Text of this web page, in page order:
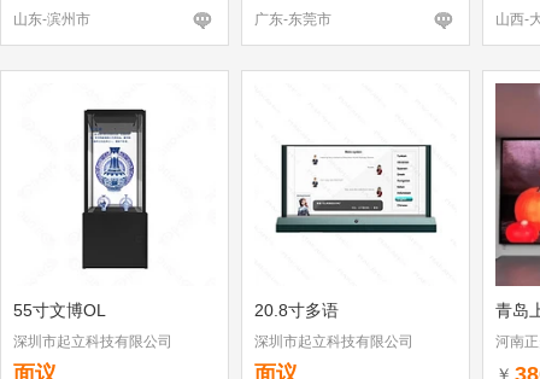
山东-滨州市
广东-东莞市
山西-
55寸文博OL
深圳市起立科技有限公司
面议
20.8寸多语
深圳市起立科技有限公司
面议
青岛
河南
￥